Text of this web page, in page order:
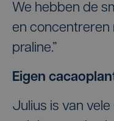
We hebben de
en concentreren
praline.”
Eigen
Julius is van